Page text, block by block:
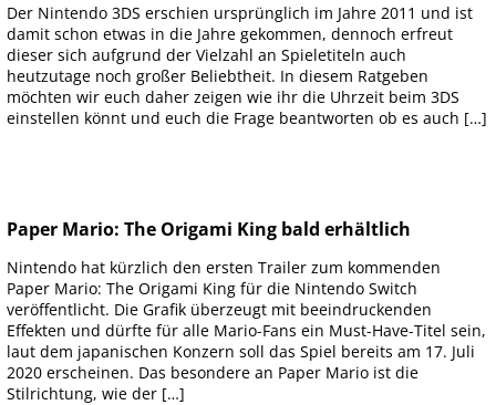
Der Nintendo 3DS erschien ursprünglich im Jahre 2011 und ist
damit schon etwas in die Jahre gekommen, dennoch erfreut
dieser sich aufgrund der Vielzahl an Spieletiteln auch
heutzutage noch großer Beliebtheit. In diesem Ratgeben
möchten wir euch daher zeigen wie ihr die Uhrzeit beim 3DS
einstellen könnt und euch die Frage beantworten ob es auch […]
Paper Mario: The Origami King bald erhältlich
Nintendo hat kürzlich den ersten Trailer zum kommenden
Paper Mario: The Origami King für die Nintendo Switch
veröffentlicht. Die Grafik überzeugt mit beeindruckenden
Effekten und dürfte für alle Mario-Fans ein Must-Have-Titel sein,
laut dem japanischen Konzern soll das Spiel bereits am 17. Juli
2020 erscheinen. Das besondere an Paper Mario ist die
Stilrichtung, wie der […]